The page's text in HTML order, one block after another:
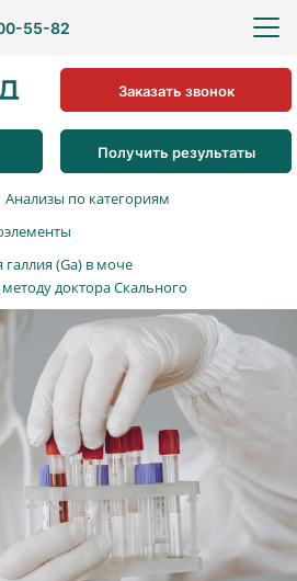
55-82
Получить результаты
Заказать звонок
Анализы по категориям
(Ga) в моче
доктора Скального